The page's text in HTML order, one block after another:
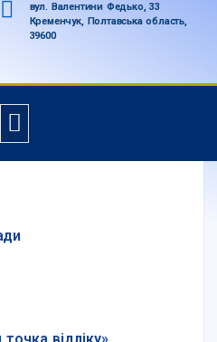
вул. Валентини Федько, 33
Кременчук, Полтавська область,
39600
відліку»